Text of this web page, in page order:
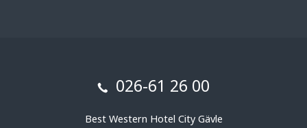
026-61 26 00
Best Western Hotel City Gävle